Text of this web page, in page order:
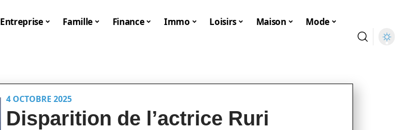
Entreprise Famille Finance Immo Loisirs Maison Mode
4 OCTOBRE 2025
Disparition de l’actrice Ruri